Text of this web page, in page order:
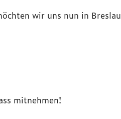
wir uns nun in Breslau
mitnehmen!